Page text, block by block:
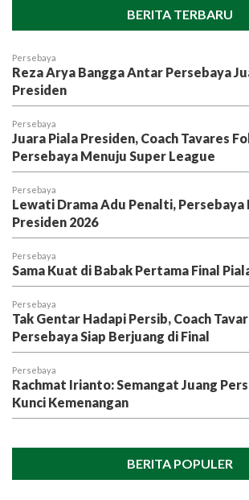
BERITA TERBARU
Persebaya
Reza Arya Bangga Antar Persebaya
Presiden
Persebaya
Juara Piala Presiden, Coach Tavares
Persebaya Menuju Super League
Persebaya
Lewati Drama Adu Penalti, Persebaya
Presiden 2026
Persebaya
Sama Kuat di Babak Pertama Final
Persebaya
Tak Gentar Hadapi Persib, Coach
Persebaya Siap Berjuang di Final
Persebaya
Rachmat Irianto: Semangat Juang
Kunci Kemenangan
BERITA POPULER